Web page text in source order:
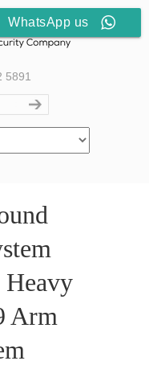
5891
Heavy
Arm
WhatsApp us